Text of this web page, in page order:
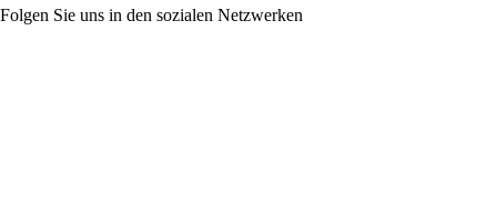
Folgen Sie uns in den sozialen Netzwerken